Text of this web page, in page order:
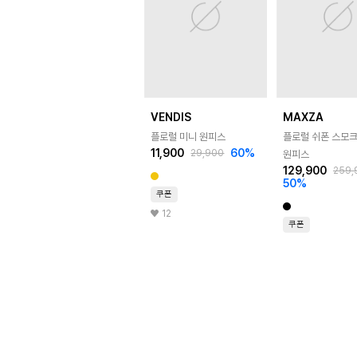
VENDIS
플로럴 미니 원피스
11,900 29,900 60%
쿠폰
12
MAXZA
플로럴 쉬폰 스모
원피스
129,900
50%
쿠폰